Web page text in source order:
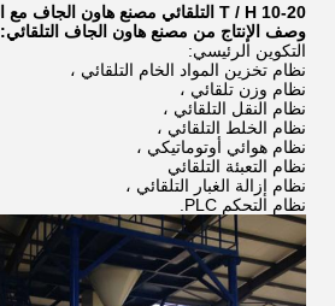
10-20 T / H التلقائي مصنع هاون الجاف مع التلقائي آلة التعبئة صمام
وصف الإنتاج من مصنع هاون الجاف التلقائي:
التكوين الرئيسي:
نظام تخزين المواد الخام التلقائي ،
نظام وزن تلقائي ،
نظام النقل التلقائي ،
نظام الخلط التلقائي ،
نظام هوائي أوتوماتيكي ،
نظام التعبئة التلقائي
نظام إزالة الغبار التلقائي ،
نظام التحكم PLC.